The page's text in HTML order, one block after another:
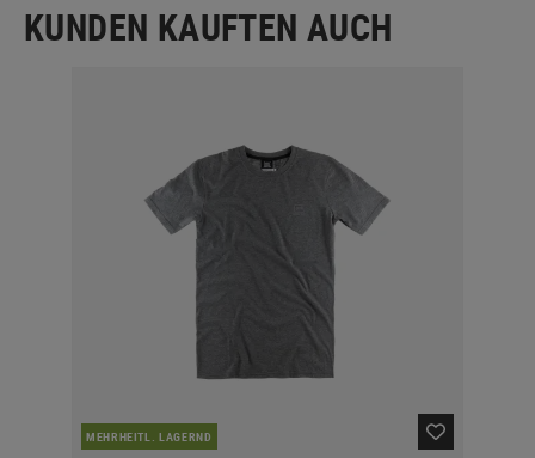
KUNDEN KAUFTEN AUCH
MEHRHEITL. LAGERND